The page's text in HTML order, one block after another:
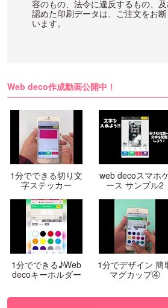
容のもの、法令に違反するもの、
認めた印刷データは、ご注文をお
います。
Web deco作成動画公開中！
1分でできる切り文
字ステッカー
web decoスマホ
ース サンプル2
1分でできる♪Web
decoキーホルダー
1分でデザイン 簡
マグカップ④